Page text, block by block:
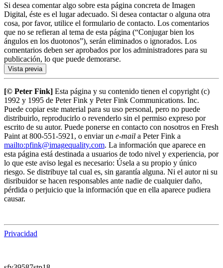
Si desea comentar algo sobre esta página concreta de Imagen
Digital, éste es el lugar adecuado. Si desea contactar o alguna otra
cosa, por favor, utilice el formulario de contacto. Los comentarios
que no se refieran al tema de esta página (“Conjugar bien los
ángulos en los duotonos”), serán eliminados o ignorados. Los
comentarios deben ser aprobados por los administradores para su
publicación, lo que puede demorarse.
[© Peter Fink] Esta página y su contenido tienen el copyright (c)
1992 y 1995 de Peter Fink y Peter Fink Communications. Inc.
Puede copiar este material para su uso personal, pero no puede
distribuirlo, reproducirlo o revenderlo sin el permiso expreso por
escrito de su autor. Puede ponerse en contacto con nosotros en Fresh
Paint at 800-551-5921, o enviar un e-mail a Peter Fink a
mailto:pfink@imagequality.com. La información que aparece en
esta página está destinada a usuarios de todo nivel y experiencia, por
lo que este aviso legal es necesario: Úsela a su propio y único
riesgo. Se distribuye tal cual es, sin garantía alguna. Ni el autor ni su
disribuidor se hacen responsables ante nadie de cualquier daño,
pérdida o perjuicio que la información que en ella aparece pudiera
causar.
Privacidad